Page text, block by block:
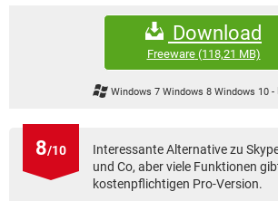
HARDWARE
INSTAGRAM
TIKTOK
IOS
INSTAGRAM
TIKTOK
FACEBOOK
STREAMING
WHATSAPP
FACEBOOK HARDWARE
Download
Freeware(118,21 MB)
Windows 7 Windows 8 Windows 10-
8/10
Interessante Alternative zu
und Co, aber viele Funktionen
kostenpflichtigen Pro-Version.